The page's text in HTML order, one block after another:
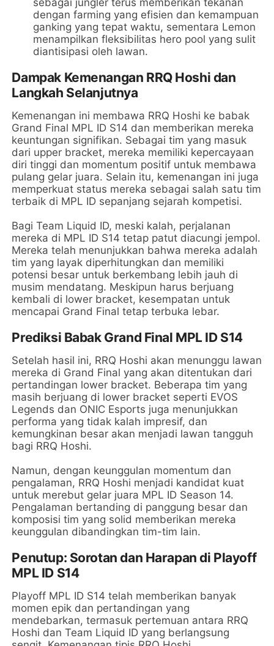
sebagai jungler terus memberikan tekanan
dengan farming yang efisien dan kemampuan
ganking yang tepat waktu, sementara Lemon
menampilkan fleksibilitas hero pool yang sulit
diantisipasi oleh lawan.
Dampak Kemenangan RRQ Hoshi dan
Langkah Selanjutnya
Kemenangan ini membawa RRQ Hoshi ke babak
Grand Final MPL ID S14 dan memberikan mereka
keuntungan signifikan. Sebagai tim yang masuk
dari upper bracket, mereka memiliki kepercayaan
diri tinggi dan momentum positif untuk membawa
pulang gelar juara. Selain itu, kemenangan ini juga
memperkuat status mereka sebagai salah satu tim
terbaik di MPL ID sepanjang sejarah kompetisi.
Bagi Team Liquid ID, meski kalah, perjalanan
mereka di MPL ID S14 tetap patut diacungi jempol.
Mereka telah menunjukkan bahwa mereka adalah
tim yang layak diperhitungkan dan memiliki
potensi besar untuk berkembang lebih jauh di
musim mendatang. Meskipun harus berjuang
kembali di lower bracket, kesempatan untuk
mencapai Grand Final tetap terbuka lebar.
Prediksi Babak Grand Final MPL ID S14
Setelah hasil ini, RRQ Hoshi akan menunggu lawan
mereka di Grand Final yang akan ditentukan dari
pertandingan lower bracket. Beberapa tim yang
masih berjuang di lower bracket seperti EVOS
Legends dan ONIC Esports juga menunjukkan
performa yang tidak kalah impresif, dan
kemungkinan besar akan menjadi lawan tangguh
bagi RRQ Hoshi.
Namun, dengan keunggulan momentum dan
pengalaman, RRQ Hoshi menjadi kandidat kuat
untuk merebut gelar juara MPL ID Season 14.
Pengalaman bertanding di panggung besar dan
komposisi tim yang solid memberikan mereka
keunggulan dibandingkan tim-tim lain.
Penutup: Sorotan dan Harapan di Playoff
MPL ID S14
Playoff MPL ID S14 telah memberikan banyak
momen epik dan pertandingan yang
mendebarkan, termasuk pertemuan antara RRQ
Hoshi dan Team Liquid ID yang berlangsung